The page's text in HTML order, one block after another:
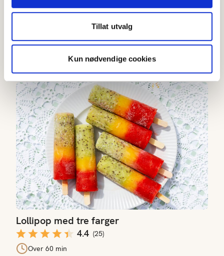
Tillat utvalg
Kun nødvendige cookies
Enkel hjemmelaget jordbæris
Lollipop med tre farger
4.4 (25)
Over 60 min
Lollipop med tre farger